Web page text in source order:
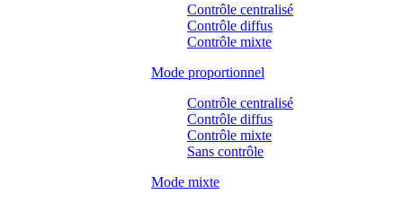
Contrôle centralisé
Contrôle diffus
Contrôle mixte
Mode proportionnel
Contrôle centralisé
Contrôle diffus
Contrôle mixte
Sans contrôle
Mode mixte